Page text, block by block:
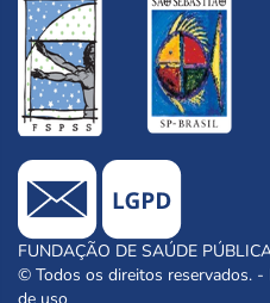
FUNDAÇÃO DE SAÚDE
© Todos os direitos reservados. -